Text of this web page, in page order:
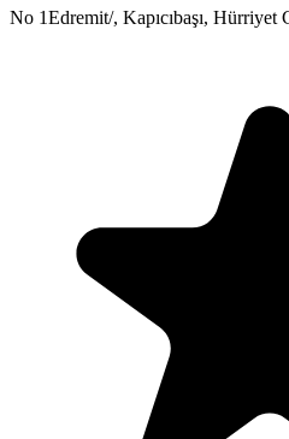
No 1Edremit/, Kapıcıbaşı, Hürriyet